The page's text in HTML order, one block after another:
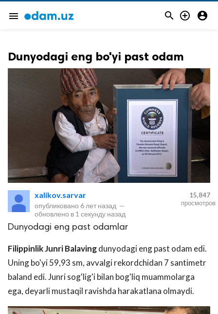
menu   
Dunyodagi eng bo'yi past odam
xalikov.sarvar
опубликовано 6 лет назад —
обновлено в 1 секунду назад
15,847
просмотров
Dunyodagi eng past odamlar
Filippinlik Junri Balavingdunyodagi eng past odam edi.
Uning bo'yi 59,93 sm, avvalgi rekordchidan 7 santimetr
baland edi. Junri sog'lig'i bilan bog'liq muammolarga
ega, deyarli mustaqil ravishda harakatlana olmaydi.